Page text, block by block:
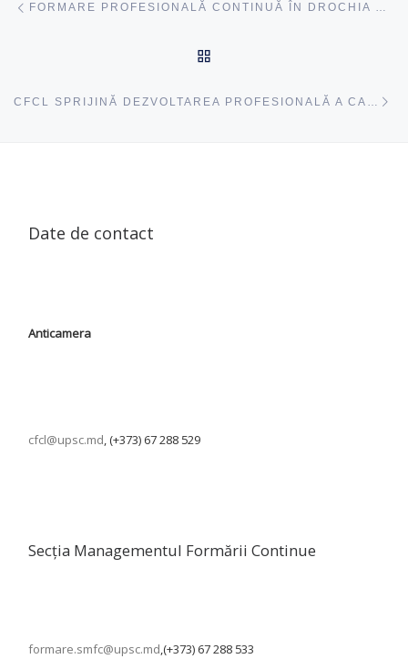
FORMARE PROFESIONALĂ CONTINUĂ ÎN DROCHIA CU IMPLICAREA CFCL
Date de contact
Anticamera
cfcl@upsc.md, (+373) 67 288 529
Secția Managementul Formării Continue
formare.smfc@upsc.md,(+373) 67 288 533